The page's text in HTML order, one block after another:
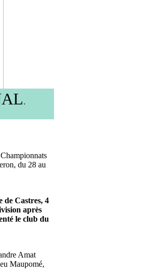
.
du 28 au
de Castres, 4
après
le club du
Amat
Maupomé,